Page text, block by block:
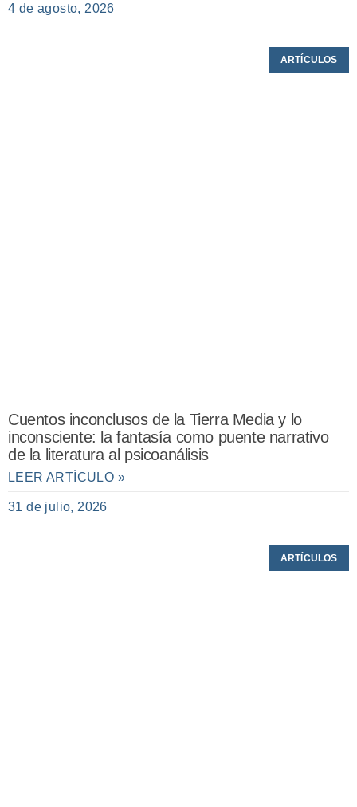
4 de agosto, 2026
ARTÍCULOS
Cuentos inconclusos de la Tierra Media y lo
inconsciente: la fantasía como puente narrativo
de la literatura al psicoanálisis
LEER ARTÍCULO »
31 de julio, 2026
ARTÍCULOS